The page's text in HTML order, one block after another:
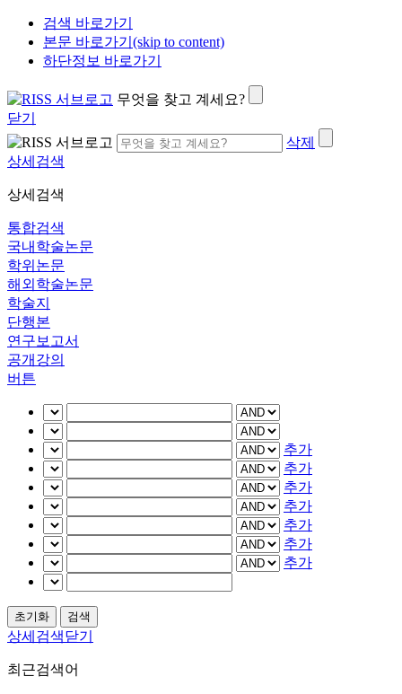
검색 바로가기
본문 바로가기(skip to content)
하단정보 바로가기
무엇을 찾고 계세요?
닫기
삭제
상세검색
상세검색
통합검색
국내학술논문
학위논문
해외학술논문
학술지
단행본
연구보고서
공개강의
버튼
추가
추가
추가
추가
추가
추가
추가
상세검색닫기
최근검색어